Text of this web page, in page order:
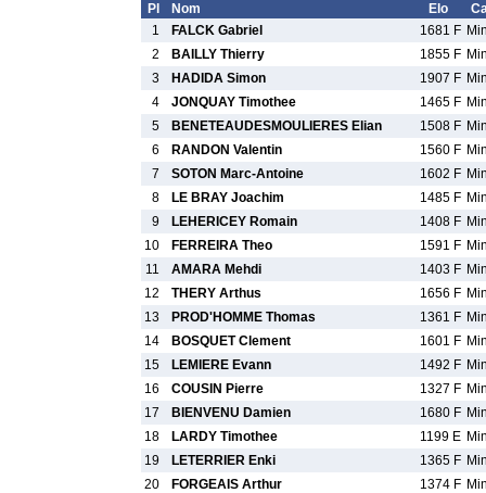
Pl Nom Elo
1
FALCK Gabriel 1681 F
2
BAILLY Thierry 1855 F
3
HADIDA Simon 1907 F
4
JONQUAY Timothee 1465 F
5
BENETEAUDESMOULIERES Elian 1508 F
6
RANDON Valentin 1560 F
7
SOTON Marc-Antoine 1602 F
8
LE BRAY Joachim 1485 F
9
LEHERICEY Romain 1408 F
10
FERREIRA Theo 1591 F
11
AMARA Mehdi 1403 F
12
THERY Arthus 1656 F
13
PROD'HOMME Thomas 1361 F
14
BOSQUET Clement 1601 F
15
LEMIERE Evann 1492 F
16
COUSIN Pierre 1327 F
17
BIENVENU Damien 1680 F
18
LARDY Timothee 1199 E
19
LETERRIER Enki 1365 F
20
FORGEAIS Arthur 1374 F